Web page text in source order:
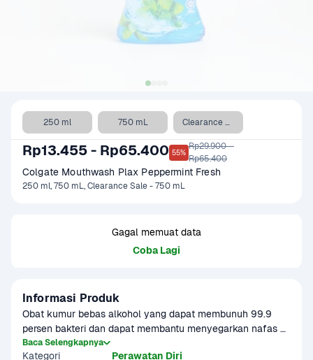
250 ml 750 mL Clearance Sale - 750 mL
Rp13.455 - Rp65.400 55%
Rp29.900 -
Rp65.400
Colgate Mouthwash Plax Peppermint Fresh
250 ml, 750 mL, Clearance Sale - 750 mL
Gagal memuat data
Coba Lagi
Informasi Produk
Obat kumur bebas alkohol yang dapat membunuh 99.9
persen bakteri dan dapat membantu menyegarkan nafas
24 jam sehari, 7 hari dalam seminggu dengan penggunaan
Baca Selengkapnya
Kategori Perawatan Diri